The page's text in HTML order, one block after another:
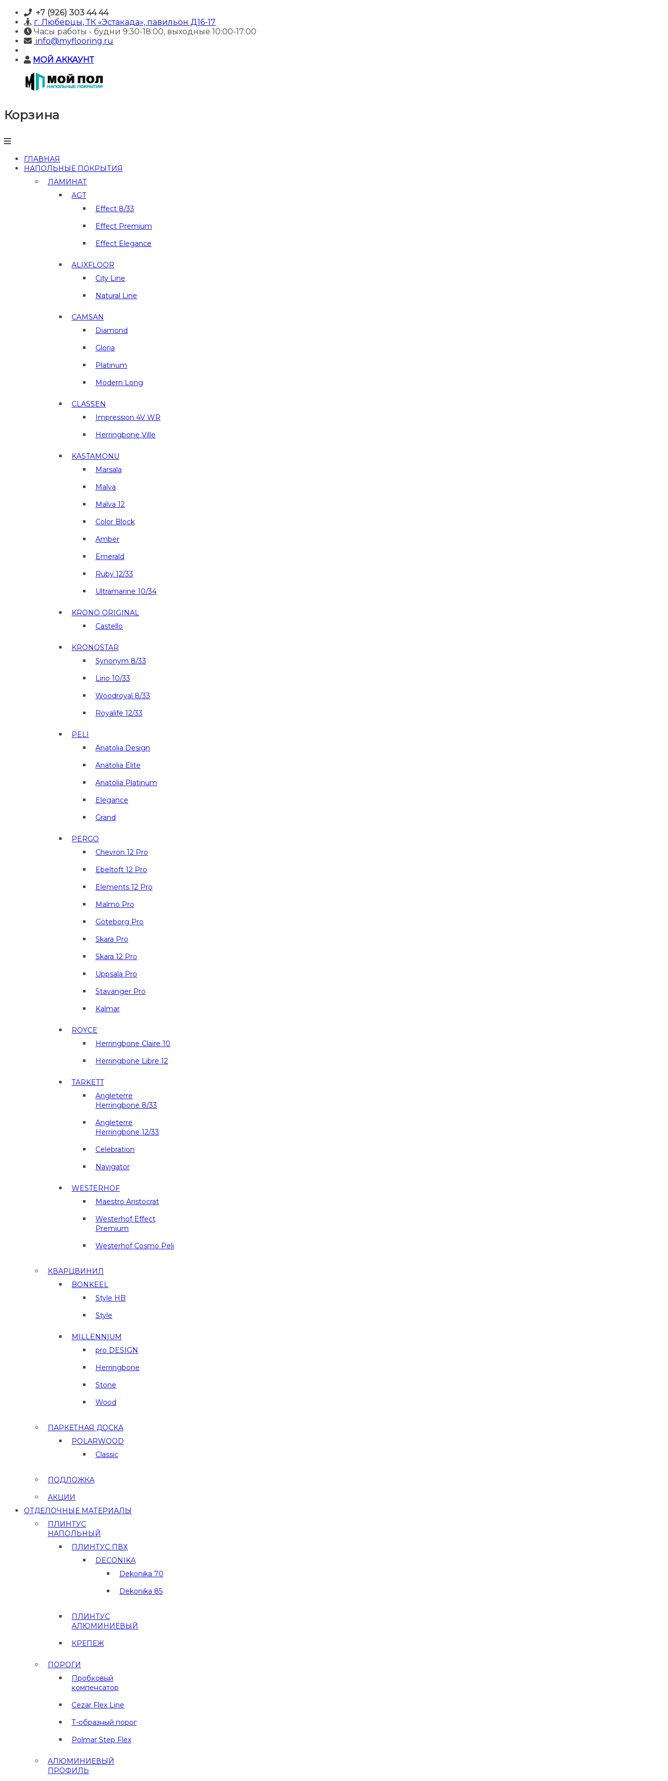
Skip
content
+7 (926) 303 44 44
г. Люберцы, ТК «Эстакада», павильон Д16-17
Часы работы - будни 9:30-18:00, выходные 10:00-17:00
info@myflooring.ru
МОЙ АККАУНТ
Напольные
покрытия
Люберцах
МОЙ
ПОЛ
Корзина
ГЛАВНАЯ
НАПОЛЬНЫЕ ПОКРЫТИЯ
ЛАМИНАТ
AGT
Effect 8/33
Effect Premium
Effect Elegance
ALIXFLOOR
City Line
Natural Line
CAMSAN
Diamond
Gloria
Platinum
Modern Long
CLASSEN
Impression 4V WR
Herringbone Ville
KASTAMONU
Marsala
Malva
Malva 12
Color Block
Amber
Emerald
Ruby 12/33
Ultramarine 10/34
KRONO ORIGINAL
Castello
KRONOSTAR
Synonym 8/33
Lirio 10/33
Woodroyal 8/33
Royalife 12/33
PELI
Anatolia Design
Anatolia Elite
Anatolia Platinum
Elegance
Grand
PERGO
Chevron 12 Pro
Ebeltoft 12 Pro
Elements 12 Pro
Malmö Pro
Göteborg Pro
Skara Pro
Skara 12 Pro
Uppsala Pro
Stavanger Pro
Kalmar
ROYCE
Herringbone Claire 10
Herringbone Libre 12
TARKETT
Angleterre
Herringbone 8/33
Angleterre
Herringbone 12/33
Celebration
Navigator
WESTERHOF
Maestro Aristocrat
Westerhof Effect
Premium
Westerhof Cosmo Peli
КВАРЦВИНИЛ
BONKEEL
Style HB
Style
MILLENNIUM
pro DESIGN
Herringbone
Stone
Wood
ПАРКЕТНАЯ ДОСКА
POLARWOOD
Classic
ПОДЛОЖКА
АКЦИИ
ОТДЕЛОЧНЫЕ МАТЕРИАЛЫ
ПЛИНТУС
НАПОЛЬНЫЙ
ПЛИНТУС ПВХ
DECONIKA
Dekonika 70
Dekonika 85
ПЛИНТУС
АЛЮМИНИЕВЫЙ
КРЕПЕЖ
ПОРОГИ
Пробковый
компенсатор
Cezar Flex Line
Т-образный порог
Polmar Step Flex
АЛЮМИНИЕВЫЙ
ПРОФИЛЬ